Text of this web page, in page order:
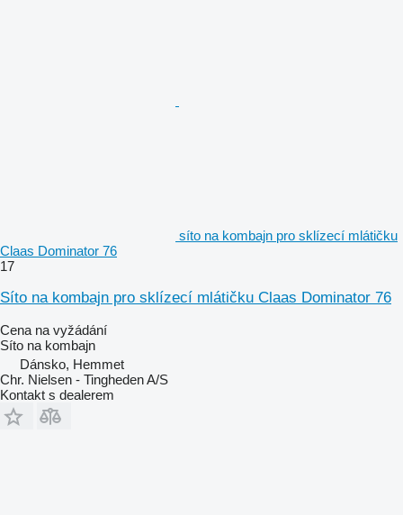
síto na kombajn pro sklízecí mlátičku
Claas Dominator 76
17
Síto na kombajn pro sklízecí mlátičku Claas Dominator 76
Cena na vyžádání
Síto na kombajn
Dánsko, Hemmet
Chr. Nielsen - Tingheden A/S
Kontakt s dealerem